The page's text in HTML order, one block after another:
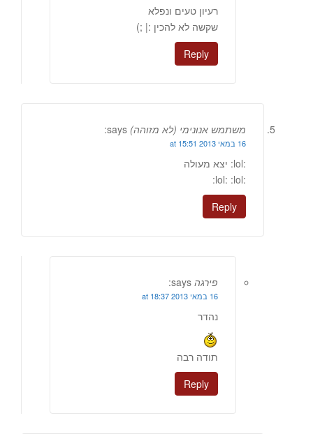
רעיון טעים ונפלא
שקשה לא להכין :| ;)
Reply
משתמש אנונימי (לא מזוהה) says:
16 במאי 2013 at 15:51
:lol: יצא מעולה
:lol: :lol:
Reply
פירגה says:
16 במאי 2013 at 18:37
נהדר
תודה רבה
Reply